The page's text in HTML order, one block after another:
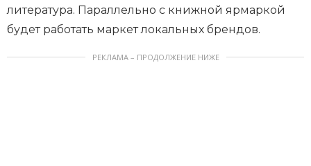
литература. Параллельно с книжной ярмаркой
будет работать маркет локальных брендов.
РЕКЛАМА – ПРОДОЛЖЕНИЕ НИЖЕ